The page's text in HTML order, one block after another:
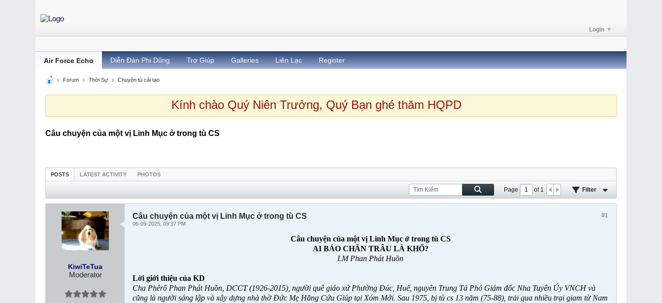
Login
Air Force Echo Diễn Đàn Phi Dũng Trợ Giúp Galleries Liên Lạc Register
Forum Thời Sự Chuyện tù cải tạo
Kính chào Quý Niên Trưởng, Quý Bạn ghé thăm HQPD
Câu chuyện của một vị Linh Mục ở trong tù CS
POSTS LATEST ACTIVITY PHOTOS
Page of1 Filter
KiwiTeTua
Moderator
#1
Câu chuyện của một vị Linh Mục ở trong tù CS
06-09-2025, 09:37 PM
Câu chuyện của một vị Linh Mục ở trong tù CS
AI BẢO CHĂN TRÂU LÀ KHỔ?
LM Phan Phát Huồn
Lời giới thiệu của KD
Cha Phêrô Phan Phát Huồn, DCCT (1926-2015), người quê giáo xứ Phường Đúc, Huế, nguyên Trung Tá Phó Giám đốc Nha Tuyên Úy VNCH và
cũng là người sáng lập và xây dựng nhà thờ Đức Mẹ Hằng Cứu Giúp tại Xóm Mới. Sau 1975, bị tù cs 13 năm (75-88), trải qua nhiều trại giam từ Nam